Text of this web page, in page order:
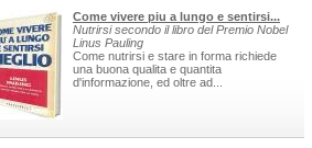
Come vivere piu a lungo e sentirsi...
Nutrirsi secondo il libro del Premio Nobel
Linus Pauling
Come nutrirsi e stare in forma richiede
una buona qualita e quantita
d'informazione, ed oltre ad...